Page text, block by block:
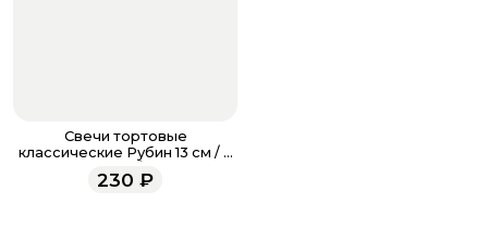
Свечи тортовые
классические Рубин 13 см / 6
230 ₽